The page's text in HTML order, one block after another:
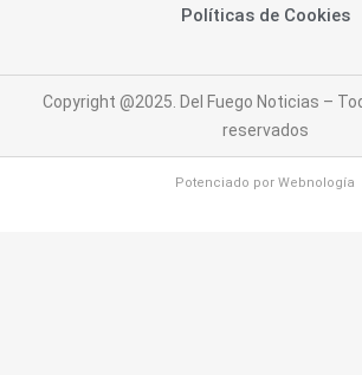
Políticas de Cookies
Copyright @2025. Del Fuego Noticias –
reservados
Potenciado por Webnología